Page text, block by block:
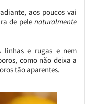
aos poucos vai
de pelenaturalmente
linhas e rugas e nem
como não deixa a
tão aparentes.